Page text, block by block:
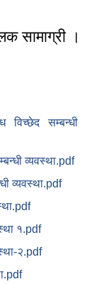
सामाग्री ।
विच्छेद सम्बन्धी
व्यवस्था.pdf
व्यवस्था.pdf
१.pdf
२.pdf